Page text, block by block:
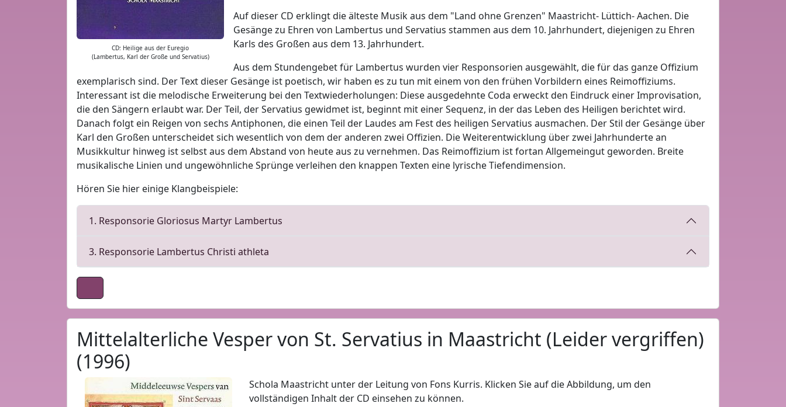
CD: Heilige aus der Euregio
(Lambertus, Karl der Große und Servatius)
Auf dieser CD erklingt die älteste Musik aus dem "Land ohne Grenzen" Maastricht- Lüttich- Aachen. Die
Gesänge zu Ehren von Lambertus und Servatius stammen aus dem 10. Jahrhundert, diejenigen zu Ehren
Karls des Großen aus dem 13. Jahrhundert.
Aus dem Stundengebet für Lambertus wurden vier Responsorien ausgewählt, die für das ganze Offizium
exemplarisch sind. Der Text dieser Gesänge ist poetisch, wir haben es zu tun mit einem von den frühen Vorbildern eines Reimoffiziums.
Interessant ist die melodische Erweiterung bei den Textwiederholungen: Diese ausgedehnte Coda erweckt den Eindruck einer Improvisation,
die den Sängern erlaubt war. Der Teil, der Servatius gewidmet ist, beginnt mit einer Sequenz, in der das Leben des Heiligen berichtet wird.
Danach folgt ein Reigen von sechs Antiphonen, die einen Teil der Laudes am Fest des heiligen Servatius ausmachen. Der Stil der Gesänge über
Karl den Großen unterscheidet sich wesentlich von dem der anderen zwei Offizien. Die Weiterentwicklung über zwei Jahrhunderte an
Musikkultur hinweg ist selbst aus dem Abstand von heute aus zu vernehmen. Das Reimoffizium ist fortan Allgemeingut geworden. Breite
musikalische Linien und ungewöhnliche Sprünge verleihen den knappen Texten eine lyrische Tiefendimension.
Hören Sie hier einige Klangbeispiele:
1. Responsorie Gloriosus Martyr Lambertus
3. Responsorie Lambertus Christi athleta
Mittelalterliche Vesper von St. Servatius in Maastricht (Leider vergriffen)
(1996)
Schola Maastricht unter der Leitung von Fons Kurris. Klicken Sie auf die Abbildung, um den
vollständigen Inhalt der CD einsehen zu können.